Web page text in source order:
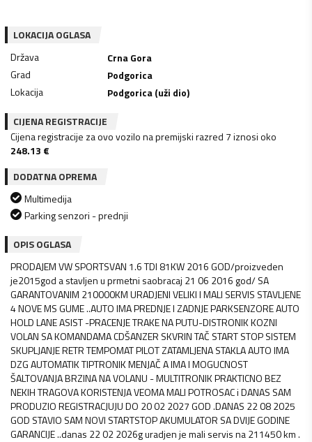
LOKACIJA OGLASA
Država
Crna Gora
Grad
Podgorica
Lokacija
Podgorica (uži dio)
CIJENA REGISTRACIJE
Cijena registracije za ovo vozilo na premijski razred 7 iznosi oko
248.13 €
DODATNA OPREMA
Multimedija
Parking senzori - prednji
OPIS OGLASA
PRODAJEM VW SPORTSVAN 1.6 TDI 81KW 2016 GOD/proizveden
je2015god a stavljen u prmetni saobracaj 21 06 2016 god/ SA
GARANTOVANIM 210000KM URADJENI VELIKI I MALI SERVIS STAVLJENE
4 NOVE MS GUME ..AUTO IMA PREDNJE I ZADNJE PARKSENZORE AUTO
HOLD LANE ASIST -PRACENJE TRAKE NA PUTU-DISTRONIK KOZNI
VOLAN SA KOMANDAMA CDŠANZER SKVRIN TAČ START STOP SISTEM
SKUPLJANJE RETR TEMPOMAT PILOT ZATAMLJENA STAKLA AUTO IMA
DZG AUTOMATIK TIPTRONIK MENJAČ A IMA I MOGUCNOST
ŠALTOVANJA BRZINA NA VOLANU - MULTITRONIK PRAKTICNO BEZ
NEKIH TRAGOVA KORISTENJA VEOMA MALI POTROSAC i DANAS SAM
PRODUZIO REGISTRACJUJU DO 20 02 2027 GOD .DANAS 22 08 2025
GOD STAVIO SAM NOVI STARTSTOP AKUMULATOR SA DVIJE GODINE
GARANCIJE ..danas 22 02 2026g uradjen je mali servis na 211450 km .